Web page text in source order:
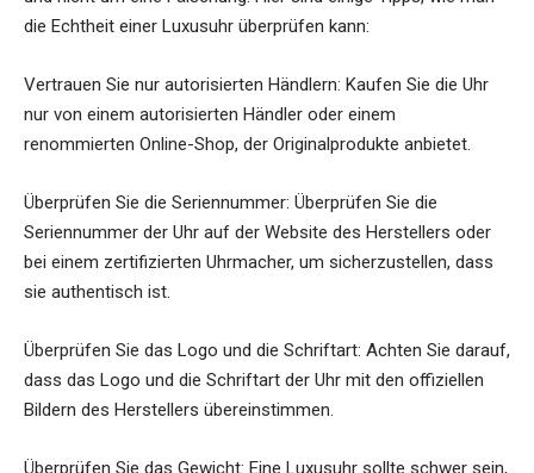
die Echtheit einer Luxusuhr überprüfen kann:
Vertrauen Sie nur autorisierten Händlern: Kaufen Sie die Uhr
nur von einem autorisierten Händler oder einem
renommierten Online-Shop, der Originalprodukte anbietet.
Überprüfen Sie die Seriennummer: Überprüfen Sie die
Seriennummer der Uhr auf der Website des Herstellers oder
bei einem zertifizierten Uhrmacher, um sicherzustellen, dass
sie authentisch ist.
Überprüfen Sie das Logo und die Schriftart: Achten Sie darauf,
dass das Logo und die Schriftart der Uhr mit den offiziellen
Bildern des Herstellers übereinstimmen.
Überprüfen Sie das Gewicht: Eine Luxusuhr sollte schwer sein,